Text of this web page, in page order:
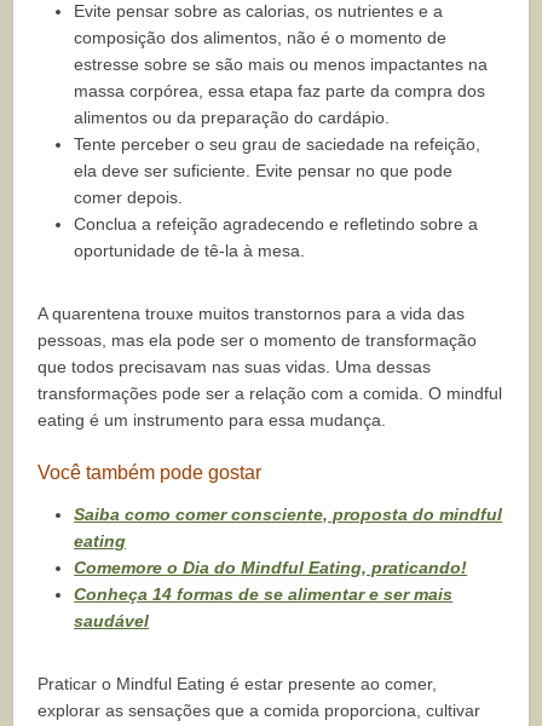
Evite pensar sobre as calorias, os nutrientes e a
composição dos alimentos, não é o momento de
estresse sobre se são mais ou menos impactantes na
massa corpórea, essa etapa faz parte da compra dos
alimentos ou da preparação do cardápio.
Tente perceber o seu grau de saciedade na refeição,
ela deve ser suficiente. Evite pensar no que pode
comer depois.
Conclua a refeição agradecendo e refletindo sobre a
oportunidade de tê-la à mesa.
A quarentena trouxe muitos transtornos para a vida das
pessoas, mas ela pode ser o momento de transformação
que todos precisavam nas suas vidas. Uma dessas
transformações pode ser a relação com a comida. O mindful
eating é um instrumento para essa mudança.
Você também pode gostar
Saiba como comer consciente, proposta do mindful
eating
Comemore o Dia do Mindful Eating, praticando!
Conheça 14 formas de se alimentar e ser mais
saudável
Praticar o Mindful Eating é estar presente ao comer,
explorar as sensações que a comida proporciona, cultivar